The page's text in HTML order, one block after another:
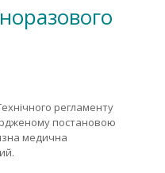
регламенту
постановою
медична